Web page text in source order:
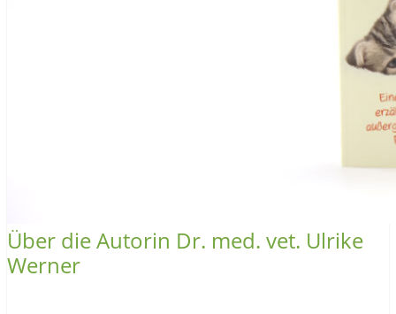
Über die Autorin Dr. med. vet. Ulrike
Werner